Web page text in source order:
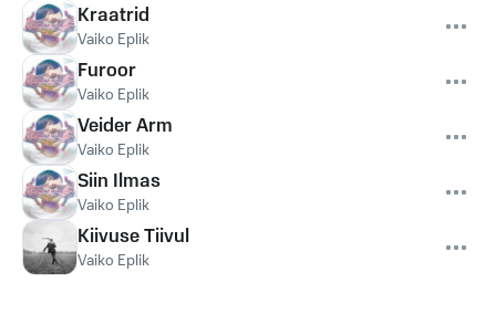
Kraatrid
Vaiko Eplik
Furoor
Vaiko Eplik
Veider Arm
Vaiko Eplik
Siin Ilmas
Vaiko Eplik
Kiivuse Tiivul
Vaiko Eplik